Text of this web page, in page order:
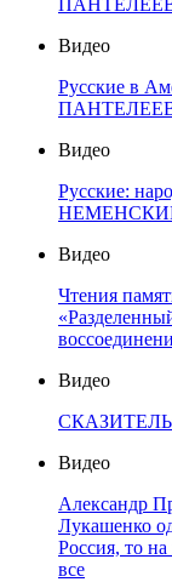
ПАНТЕЛЕЕВ
Видео
Русские в
ПАНТЕЛЕЕВ
Видео
Русские:
НЕМЕНСКИЙ
Видео
Чтения
Видео
Видео
Александр
Лукашенко
Россия, то
все